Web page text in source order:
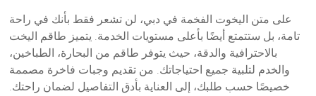
على متن اليخوت الفخمة في دبي، لن تشعر فقط بأنك في راحة
تامة، بل ستتمتع أيضًا بأعلى مستويات الخدمة. يتميز طاقم اليخت
بالاحترافية والدقة، حيث يتوفر طاقم من البحارة، الطباخين،
والخدم لتلبية جميع احتياجاتك. من تقديم وجبات فاخرة مصممة
خصيصًا حسب طلبك، إلى العناية بأدق التفاصيل لضمان راحتك.